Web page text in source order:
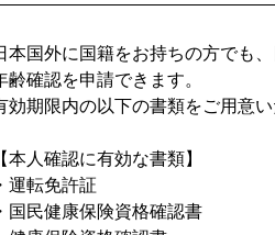
本国外に国籍をお持ちの方でも
齢確認を申請できます。
効期限内の以下の書類をご用意
【本人確認に有効な書類】
・運転免許証
・国民健康保険資格確認書